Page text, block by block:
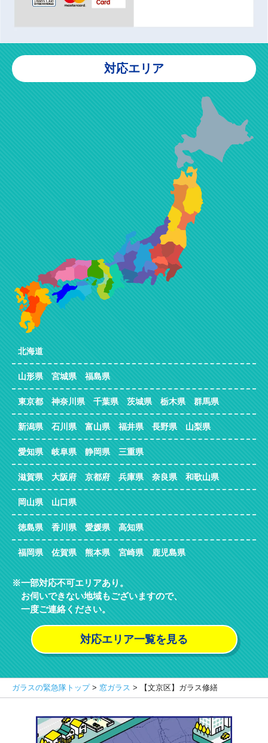
対応エリア
北海道
山形県 宮城県 福島県
東京都 神奈川県 千葉県 茨城県 栃木県 群馬県
新潟県 石川県 富山県 福井県 長野県 山梨県
愛知県 岐阜県 静岡県 三重県
滋賀県 大阪府 京都府 兵庫県 奈良県 和歌山県
岡山県 山口県
徳島県 香川県 愛媛県 高知県
福岡県 佐賀県 熊本県 宮崎県 鹿児島県
一部対応不可エリアあり。
お伺いできない地域もございますので、
一度ご連絡ください。
対応エリア一覧を見る
ガラスの緊急隊トップ> 窓ガラス > 【文京区】ガラス修繕